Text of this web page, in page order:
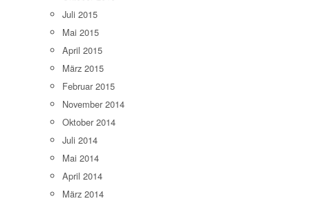
Juli 2015
Mai 2015
April 2015
März 2015
Februar 2015
November 2014
Oktober 2014
Juli 2014
Mai 2014
April 2014
März 2014